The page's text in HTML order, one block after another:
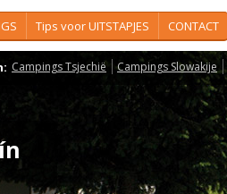
Tips voor UITSTAPJES CONTACT
Campings Tsjechië Campings Slowakije